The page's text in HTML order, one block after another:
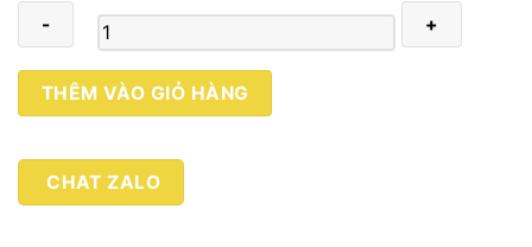
Trường
Hoàng
số
lượng
THÊM VÀO GIỎ HÀNG
CHAT ZALO